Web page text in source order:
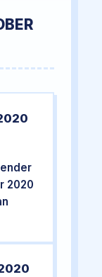
2020